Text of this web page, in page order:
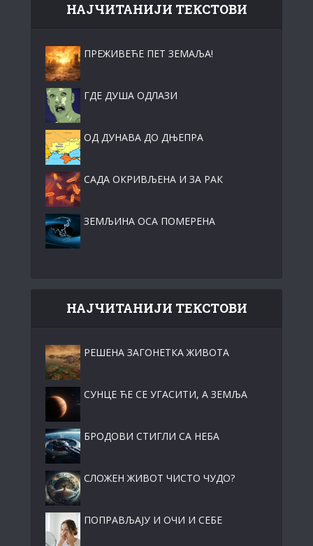
НАЈЧИТАНИЈИ ТЕКСТОВИ
ПРЕЖИВЕЋЕ ПЕТ ЗЕМАЉА!
ГДЕ ДУША ОДЛАЗИ
ОД ДУНАВА ДО ДЊЕПРА
САДА ОКРИВЉЕНА И ЗА РАК
ЗЕМЉИНА ОСА ПОМЕРЕНА
НАЈЧИТАНИЈИ ТЕКСТОВИ
РЕШЕНА ЗАГОНЕТКА ЖИВОТА
СУНЦЕ ЋЕ СЕ УГАСИТИ, А ЗЕМЉА
БРОДОВИ СТИГЛИ СА НЕБА
СЛОЖЕН ЖИВОТ ЧИСТО ЧУДО?
ПОПРАВЉАЈУ И ОЧИ И СЕБЕ